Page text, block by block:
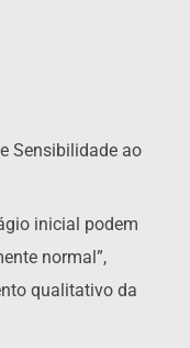
Sensibilidade ao
inicial podem
normal”,
qualitativo da